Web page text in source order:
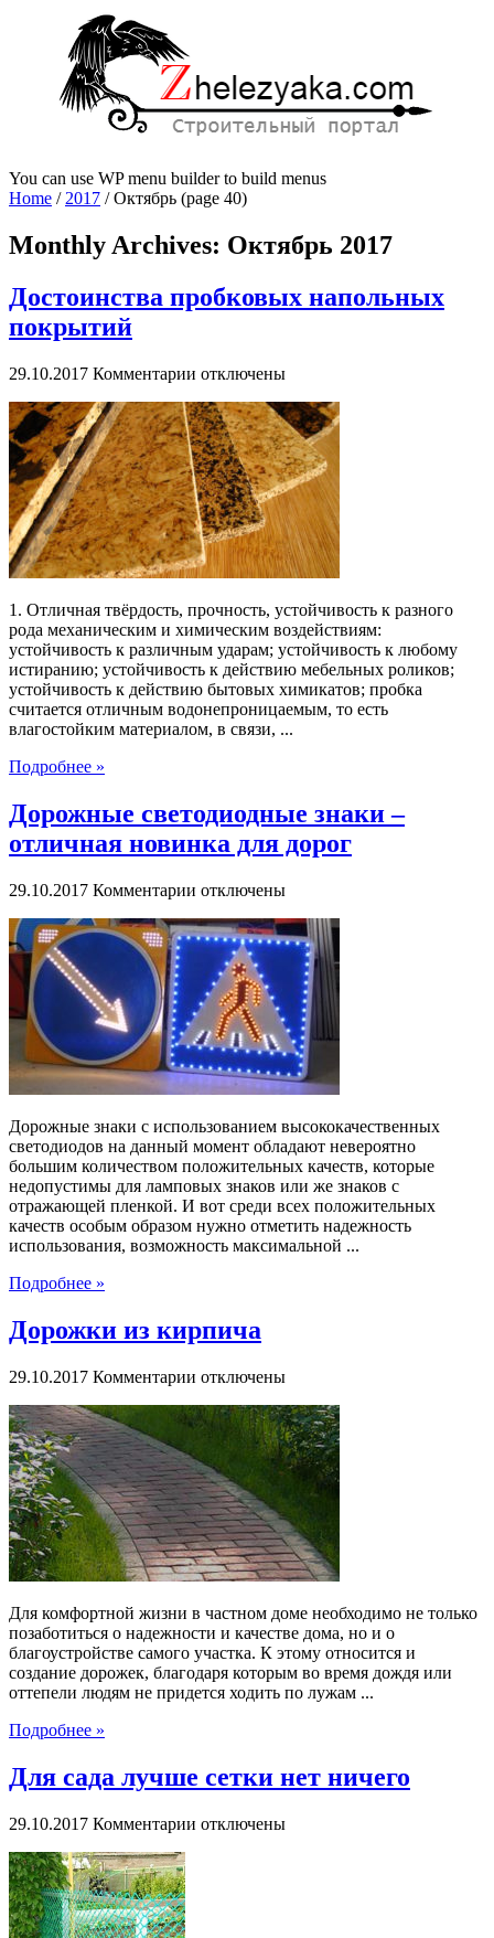
You can use WP menu builder to build menus
Home /2017 /Октябрь (page 40)
Monthly Archives: Октябрь 2017
Достоинства пробковых напольных
покрытий
29.10.2017 Комментарии к
Достоинства
пробковых
напольных
покрытий
отключены
1. Отличная твёрдость, прочность, устойчивость к разного
рода механическим и химическим воздействиям:
устойчивость к различным ударам; устойчивость к любому
истиранию; устойчивость к действию мебельных роликов;
устойчивость к действию бытовых химикатов; пробка
считается отличным водонепроницаемым, то есть
влагостойким материалом, в связи, ...
Подробнее »
Дорожные светодиодные знаки –
отличная новинка для дорог
29.10.2017 Комментарии к
Дорожные
светодиодные
знаки
–
отличная
новинка
для
дорог
отключены
Дорожные знаки с использованием высококачественных
светодиодов на данный момент обладают невероятно
большим количеством положительных качеств, которые
недопустимы для ламповых знаков или же знаков с
отражающей пленкой. И вот среди всех положительных
качеств особым образом нужно отметить надежность
использования, возможность максимальной ...
Подробнее »
Дорожки из кирпича
29.10.2017 Комментарии к
Дорожки
кирпича
отключены
Для комфортной жизни в частном доме необходимо не только
позаботиться о надежности и качестве дома, но и о
благоустройстве самого участка. К этому относится и
создание дорожек, благодаря которым во время дождя или
оттепели людям не придется ходить по лужам ...
Подробнее »
Для сада лучше сетки нет ничего
29.10.2017 Комментарии котключены